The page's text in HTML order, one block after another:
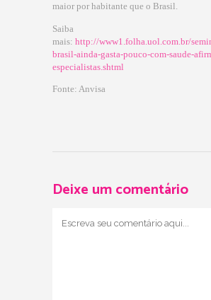
maior por habitante que o Brasil.
Saiba
mais: http://www1.folha.uol.com.br/
brasil-ainda-gasta-pouco-com-saude-
especialistas.shtml
Fonte: Anvisa
Deixe um comentário